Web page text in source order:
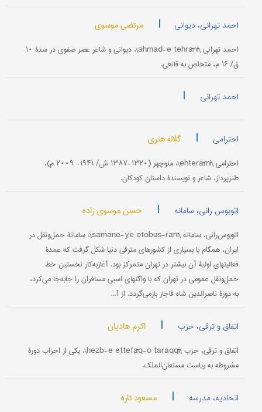
احمد تهرانی، دیوانی | مرتضی موسوی
احمد تهرانی \ahmad-e tehrānī\، دیوانی و شاعر عصر صفوی در سدۀ ۱۰
ق/ ۱۶ م، متخلص به قانعی.
احمد تهرانی |
احترامی | گلاله هنری
احترامی \ehterāmī\، منوچهر (۱۳۲۰-۱۳۸۷ ش/ ۱۹۴۱- ۲۰۰۹ م)،
طنزپرداز، شاعر و نویسندۀ داستان کودکان.
اتوبوس رانی، سامانه | حسن موسوی زاده
اتوبوس‌رانی، سامانه \sāmāne-ye otobūs-rānī\، سامانۀ حمل‌و‌نقل در
ایران، همگام با بسیاری از کشورهای مترقی دنیا شکل گرفت که عمدۀ
فعالیتهای اولیۀ آن بیشتر در تهران متمرکز بود. آغازبه‌کار نخستین خط
حمل‌و‌نقل عمومی در تهران که با واگنهای اسبی مسافران را جابه‌جا می‌کرد،
به دورۀ ناصرالدین شاه قاجار بازمی‌گردد. از‌ آ...
اتفاق و ترقی، حزب | اکرم هادیان
اتفاق و ترقی، حزب \hezb-e ettefāq-o taraqqī\، یکی از احزاب دورۀ
مشروطه به ریاست مستعان‌الملک.
اتحادیه، مدرسه | مسعود تاره